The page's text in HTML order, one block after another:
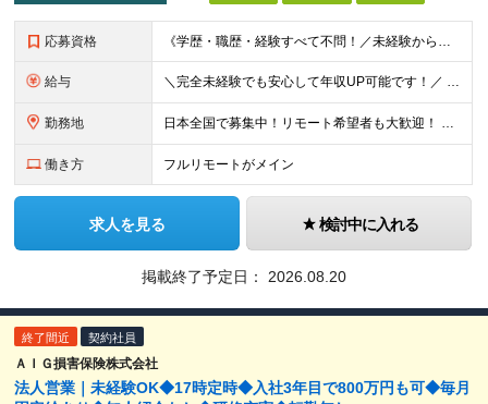
応募資格 《学歴・職歴・経験すべて不問！／未経験からのチャレンジ大歓迎◎》 ▼こんな気持ち、ひとつでも当てはまる方はぜひ！ □ なにか、人生を変えるきっかけがほしい □ 立ち仕事に疲れて、そろそろ座り仕事がい
給与 ＼完全未経験でも安心して年収UP可能です！／ -------------- 【1】営業 月給25万円～80万円＋賞与 【2】事務 月給21万円～50万円＋賞与 【3】マーケ 月給25万円～80万円
勤務地 日本全国で募集中！リモート希望者も大歓迎！ ※クライアントオフィスへの出勤が必要な場合は、 「東京オフィス」または「首都圏・関西圏」になります ※勤務地の選択はご希望を考慮し、転居を伴う転勤はありま
働き方 フルリモートがメイン
求人を見る 検討中に入れる
掲載終了予定日： 2026.08.20
終了間近 契約社員
ＡＩＧ損害保険株式会社
法人営業｜未経験OK◆17時定時◆入社3年目で800万円も可◆毎月